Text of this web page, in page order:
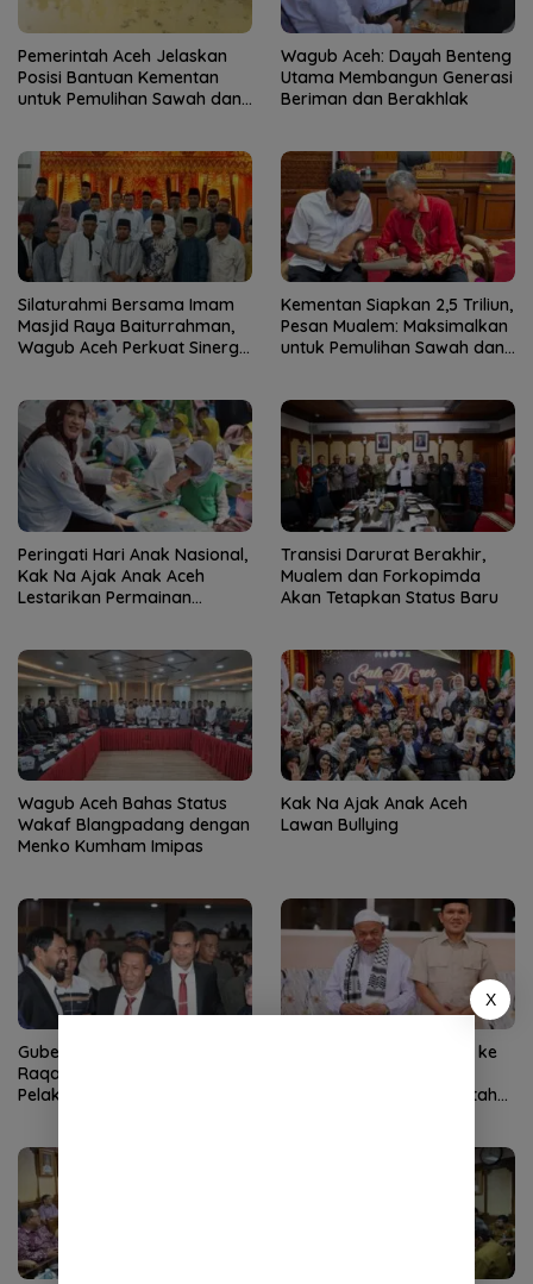
Pemerintah Aceh Jelaskan
Posisi Bantuan Kementan
untuk Pemulihan Sawah dan
Wagub Aceh: Dayah Benteng
Utama Membangun Generasi
Beriman dan Berakhlak
Silaturahmi Bersama Imam
Masjid Raya Baiturrahman,
Wagub Aceh Perkuat Sinergi
Kementan Siapkan 2,5 Triliun,
Pesan Mualem: Maksimalkan
untuk Pemulihan Sawah dan
Peringati Hari Anak Nasional,
Kak Na Ajak Anak Aceh
Lestarikan Permainan
Transisi Darurat Berakhir,
Mualem dan Forkopimda
Akan Tetapkan Status Baru
Wagub Aceh Bahas Status
Wakaf Blangpadang dengan
Menko Kumham Imipas
Kak Na Ajak Anak Aceh
Lawan Bullying
Gubernur Aceh Sampaikan
Raqan Pertanggungjawaban
Pelaksanaan APBA 2025 ke
Wagub Aceh silaturahmi ke
perkuat sinergi pemerintah
X